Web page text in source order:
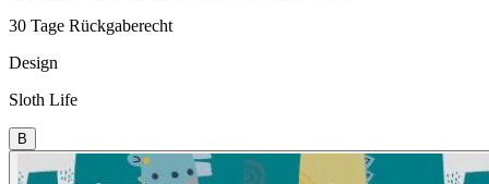
30 Tage Rückgaberecht
Design
Sloth Life
B